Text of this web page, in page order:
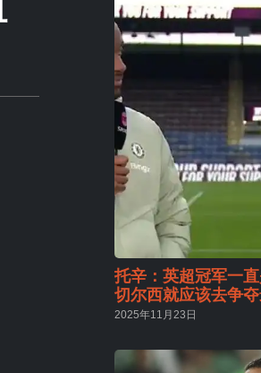
托辛：英超冠军一
切尔西就应该去争
2025年11月23日